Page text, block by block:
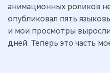
анимационных роликов
опубликовал пять
и мои просмотры выросли
дней. Теперь это часть